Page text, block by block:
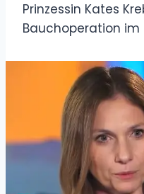
Prinzessin Kates
Bauchoperation im